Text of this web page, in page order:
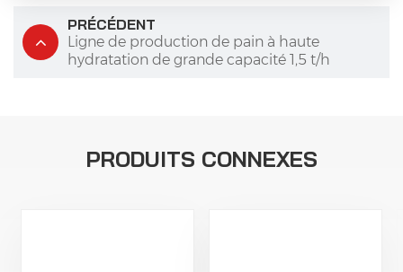
PRÉCÉDENT
Ligne de production de pain à haute
hydratation de grande capacité 1,5 t/h
PRODUITS CONNEXES